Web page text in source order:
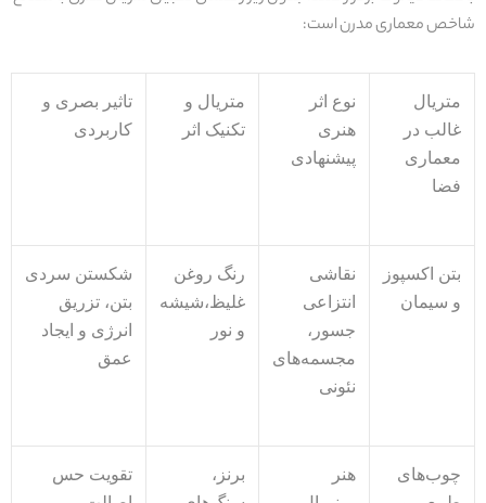
شاخص معماریمدرن است:
متریال
غالب در
معماری
فضا
نوع اثر
هنری
پیشنهادی
متریال و
تکنیک اثر
تاثیر بصری و
کاربردی
بتن اکسپوز
و سیمان
نقاشی
انتزاعی
جسور،
مجسمه‌های
نئونی
رنگ روغن
غلیظ،شیشه
و نور
شکستن سردی
بتن، تزریق
انرژی و ایجاد
عمق
چوب‌های
هنر
برنز،
تقویت حس